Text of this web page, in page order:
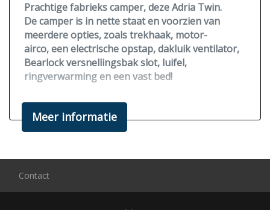
Prachtige fabrieks camper, deze Adria Twin.
De camper is in nette staat en voorzien van
meerdere opties, zoals trekhaak, motor-
airco,een electrische opstap, dakluik ventilator,
Bearlock versnellingsbak slot, luifel,
ringverwarming en een vast bed!
Zeer compact, ook voor dagelijks gebruik en
voorzien van een fietsendrager.
Voorzien van een krachtige 2.8JTD motor
Word verkocht inclusief een globale
Meer informatie
Contact